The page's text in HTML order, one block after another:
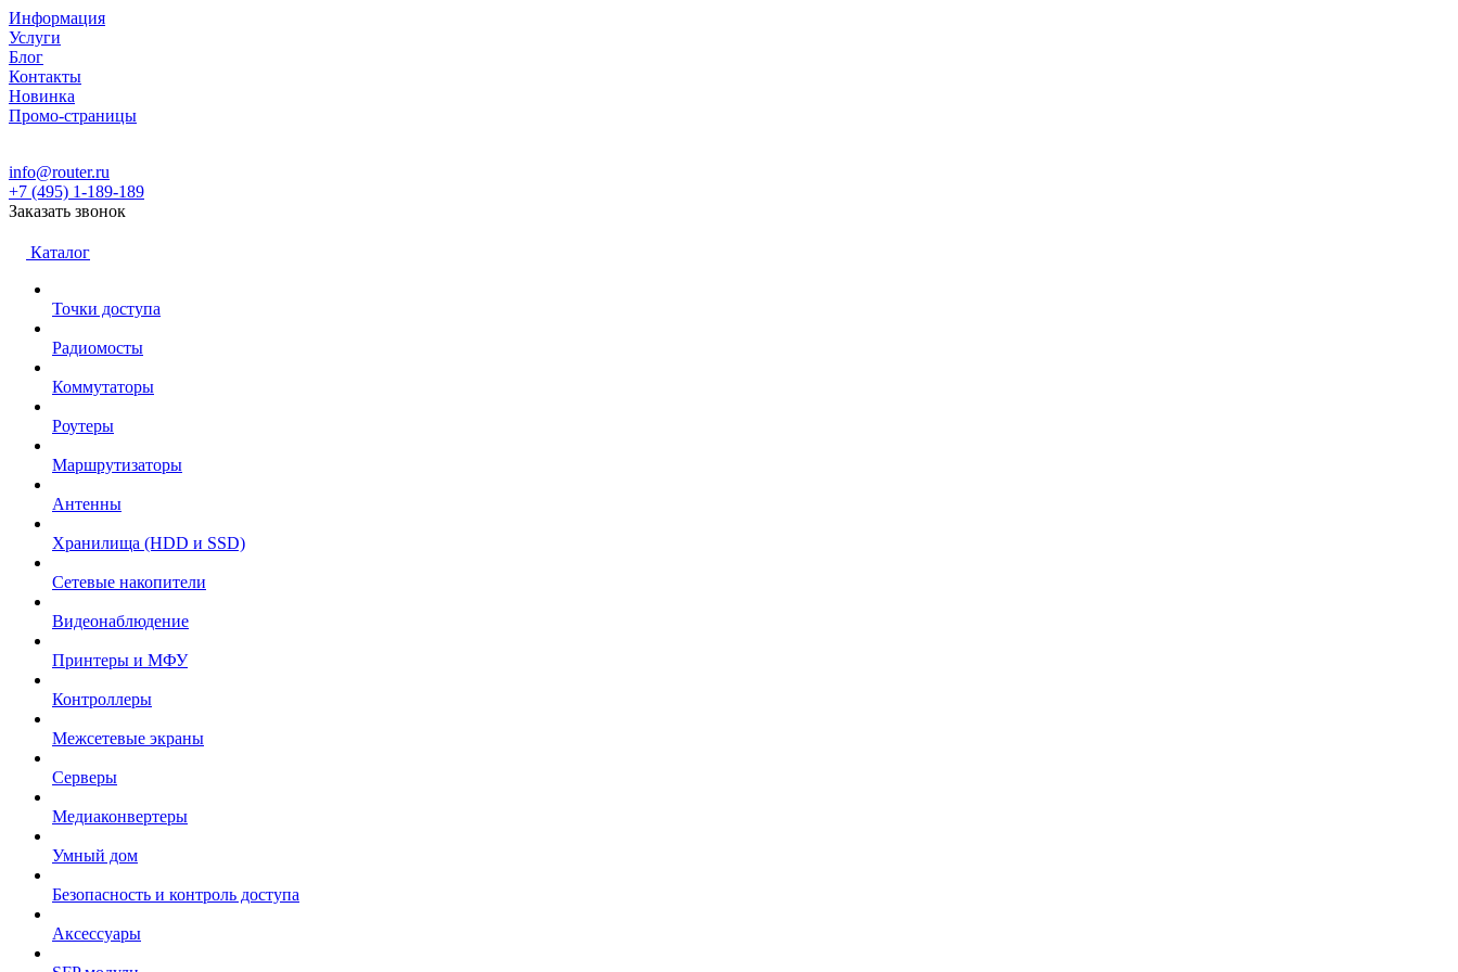
Информация
Услуги
Блог
Контакты
Новинка
Промо-страницы
info@router.ru
+7 (495) 1-189-189
Заказать звонок
Каталог
Точки доступа
Радиомосты
Коммутаторы
Роутеры
Маршрутизаторы
Антенны
Хранилища (HDD и SSD)
Сетевые накопители
Видеонаблюдение
Принтеры и МФУ
Контроллеры
Межсетевые экраны
Серверы
Медиаконвертеры
Умный дом
Безопасность и контроль доступа
Аксессуары